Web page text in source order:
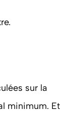
sur la
minimum. Et